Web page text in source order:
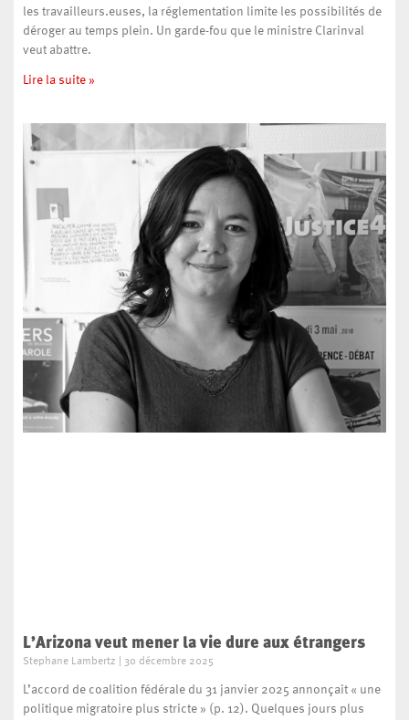
les travailleurs.euses, la réglementation limite les possibilités de
déroger au temps plein. Un garde-fou que le ministre Clarinval
veut abattre.
Lire la suite »
L’Arizona veut mener la vie dure aux étrangers
Stephane Lambertz 30 décembre 2025
L’accord de coalition fédérale du 31 janvier 2025 annonçait « une
politique migratoire plus stricte » (p. 12). Quelques jours plus